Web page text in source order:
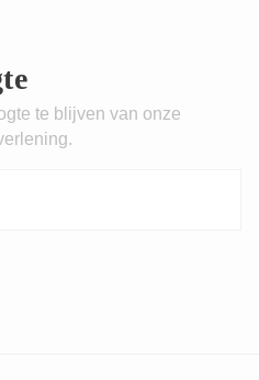
te blijven van onze